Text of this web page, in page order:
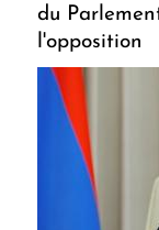
du
l'opposition